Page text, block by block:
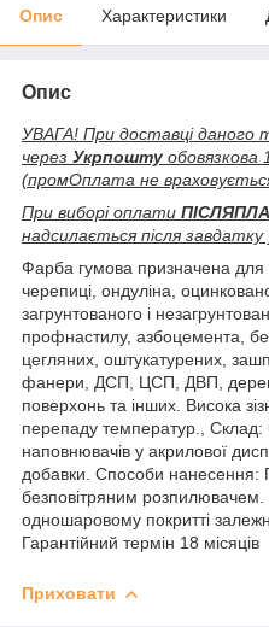
Опис Характеристики
Опис
УВАГА! При доставці даного
через Укрпошту обовязкова
(промОплата не
При виборі оплати
надсилається після завдатку
Фарба гумова призначена
черепиці, ондуліна,
загрунтованого і
профнастилу, азбоцемента,
цегляних, оштукатурених,
фанери, ДСП, ЦСП, ДВП,
поверхонь та інших. Висока
перепаду температур., Склад:
наповнювачів у акрилової
добавки. Способи нанесення:
безповітряним
одношаровому покритті
Гарантійний термін 18 місяців
Приховати